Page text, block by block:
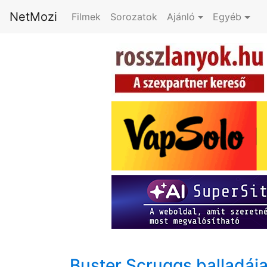
NetMozi Filmek Sorozatok Ajánló Egyéb